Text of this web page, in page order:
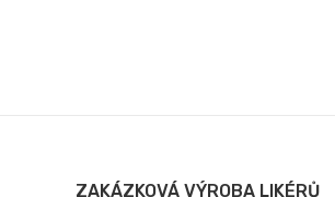
ZAKÁZKOVÁ VÝROBA LIKÉRŮ